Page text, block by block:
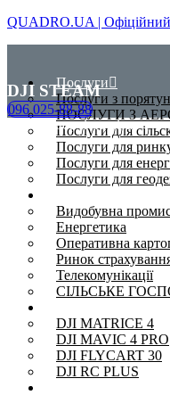
QUADRO.UA | Офіційний
Послуги
Послуги з
ПОСЛУГИ З
Послуги для
Послуги для
Послуги для
Послуги для
Видобувна
Енергетика
Оперативна
Ринок
Телекомунікації
СІЛЬСЬКЕ
DJI MATRICE 4
DJI MAVIC 4 PRO
DJI FLYCART 30
DJI RC PLUS
096 025-88-88
DJI STEAM
Нехай творчість літає